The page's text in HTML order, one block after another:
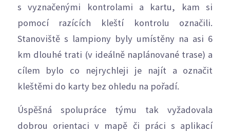
s vyznačenými kontrolami a kartu, kam si
pomocí razících kleští kontrolu označili.
Stanoviště s lampiony byly umístěny na asi 6
km dlouhé trati (v ideálně naplánované trase) a
cílem bylo co nejrychleji je najít a označit
kleštěmi do karty bez ohledu na pořadí.
Úspěšná spolupráce týmu tak vyžadovala
dobrou orientaci v mapě či práci s aplikací